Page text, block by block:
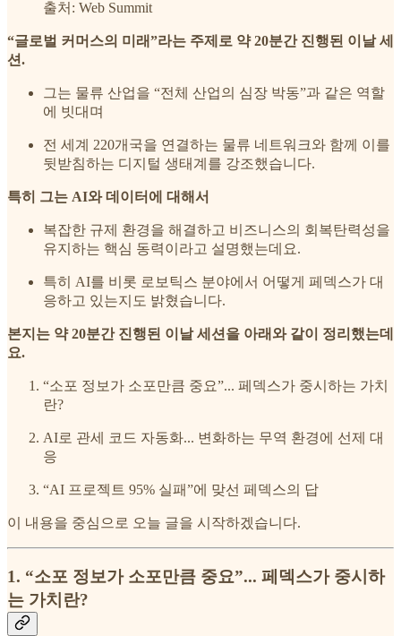
출처: Web Summit
“글로벌 커머스의 미래”라는 주제로 약 20분간 진행된 이날 세
션.
그는 물류 산업을 “전체 산업의 심장 박동”과 같은 역할
에 빗대며
전 세계 220개국을 연결하는 물류 네트워크와 함께 이를
뒷받침하는 디지털 생태계를 강조했습니다.
특히 그는 AI와 데이터에 대해서
복잡한 규제 환경을 해결하고 비즈니스의 회복탄력성을
유지하는 핵심 동력이라고 설명했는데요.
특히 AI를 비롯 로보틱스 분야에서 어떻게 페덱스가 대
응하고 있는지도 밝혔습니다.
본지는 약 20분간 진행된 이날 세션을 아래와 같이 정리했는데
요.
“소포 정보가 소포만큼 중요”... 페덱스가 중시하는 가치
란?
AI로 관세 코드 자동화... 변화하는 무역 환경에 선제 대
응
“AI 프로젝트 95% 실패”에 맞선 페덱스의 답
이 내용을 중심으로 오늘 글을 시작하겠습니다.
1. “소포 정보가 소포만큼 중요”... 페덱스가 중시하
는 가치란?